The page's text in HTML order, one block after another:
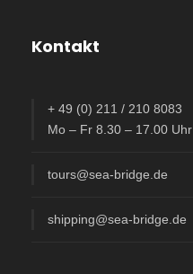
Kontakt
+ 49 (0) 211 / 210 8083
Mo – Fr 8.30 – 17.00 Uhr
tours@sea-bridge.de
shipping@sea-bridge.de